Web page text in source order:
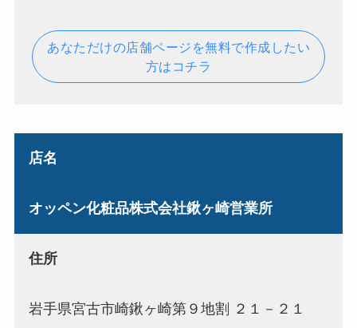
あなただけの店舗ページを無料で作成したい
方はコチラ
店名
オッペン化粧品株式会社鍬ヶ崎営業所
住所
岩手県宮古市崎鍬ヶ崎第９地割 ２１－２１